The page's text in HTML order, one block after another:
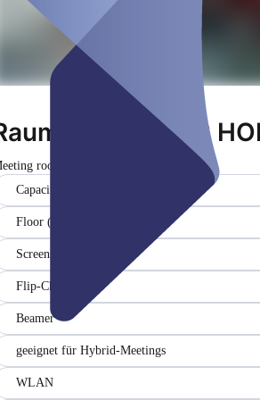
Mathilde EG
room
Capacity (20)
Floor (0)
Screens (1)
Flip-Chart
Beamer
geeignet für Hybrid-Meetings
WLAN